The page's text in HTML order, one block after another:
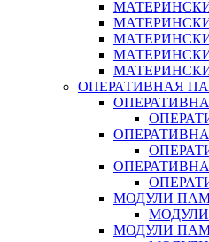
ОПЕРАТИВНАЯ
МОДУЛИ
МОДУЛИ
МОДУЛИ